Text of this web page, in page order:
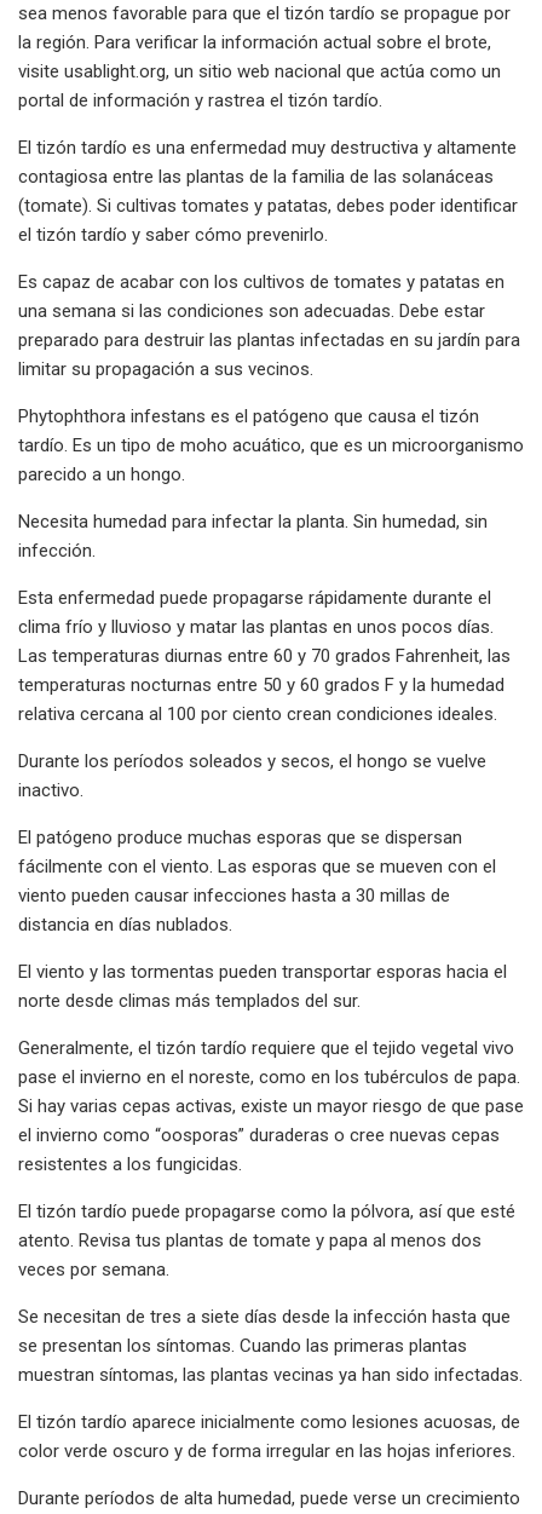
sea menos favorable para que el tizón tardío se propague por
la región. Para verificar la información actual sobre el brote,
visite usablight.org, un sitio web nacional que actúa como un
portal de información y rastrea el tizón tardío.
El tizón tardío es una enfermedad muy destructiva y altamente
contagiosa entre las plantas de la familia de las solanáceas
(tomate). Si cultivas tomates y patatas, debes poder identificar
el tizón tardío y saber cómo prevenirlo.
Es capaz de acabar con los cultivos de tomates y patatas en
una semana si las condiciones son adecuadas. Debe estar
preparado para destruir las plantas infectadas en su jardín para
limitar su propagación a sus vecinos.
Phytophthora infestans es el patógeno que causa el tizón
tardío. Es un tipo de moho acuático, que es un microorganismo
parecido a un hongo.
Necesita humedad para infectar la planta. Sin humedad, sin
infección.
Esta enfermedad puede propagarse rápidamente durante el
clima frío y lluvioso y matar las plantas en unos pocos días.
Las temperaturas diurnas entre 60 y 70 grados Fahrenheit, las
temperaturas nocturnas entre 50 y 60 grados F y la humedad
relativa cercana al 100 por ciento crean condiciones ideales.
Durante los períodos soleados y secos, el hongo se vuelve
inactivo.
El patógeno produce muchas esporas que se dispersan
fácilmente con el viento. Las esporas que se mueven con el
viento pueden causar infecciones hasta a 30 millas de
distancia en días nublados.
El viento y las tormentas pueden transportar esporas hacia el
norte desde climas más templados del sur.
Generalmente, el tizón tardío requiere que el tejido vegetal vivo
pase el invierno en el noreste, como en los tubérculos de papa.
Si hay varias cepas activas, existe un mayor riesgo de que pase
el invierno como “oosporas” duraderas o cree nuevas cepas
resistentes a los fungicidas.
El tizón tardío puede propagarse como la pólvora, así que esté
atento. Revisa tus plantas de tomate y papa al menos dos
veces por semana.
Se necesitan de tres a siete días desde la infección hasta que
se presentan los síntomas. Cuando las primeras plantas
muestran síntomas, las plantas vecinas ya han sido infectadas.
El tizón tardío aparece inicialmente como lesiones acuosas, de
color verde oscuro y de forma irregular en las hojas inferiores.
Durante períodos de alta humedad, puede verse un crecimiento